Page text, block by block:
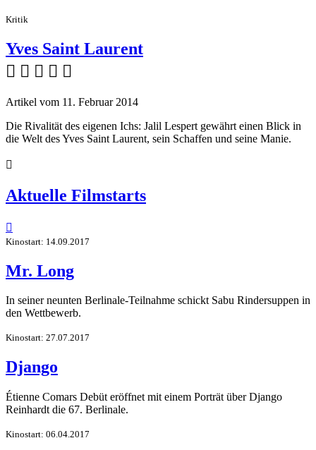
Kritik
Yves Saint Laurent
    
Artikel vom 11. Februar 2014
Die Rivalität des eigenen Ichs: Jalil Lespert gewährt einen Blick in
die Welt des Yves Saint Laurent, sein Schaffen und seine Manie.

Aktuelle Filmstarts

Kinostart: 14.09.2017
Mr. Long
In seiner neunten Berlinale-Teilnahme schickt Sabu Rindersuppen in
den Wettbewerb.
Kinostart: 27.07.2017
Django
Étienne Comars Debüt eröffnet mit einem Porträt über Django
Reinhardt die 67. Berlinale.
Kinostart: 06.04.2017